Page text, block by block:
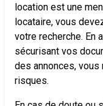
location est une
locataire, vous
votre recherche. En
sécurisant vos
des annonces,
risques.